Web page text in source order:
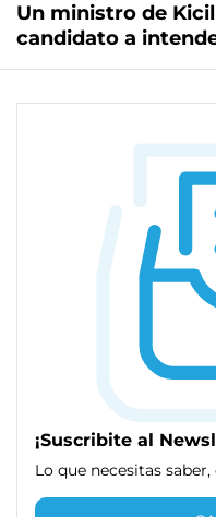
Un ministro de
candidato a
¡Suscribite al
Lo que necesitas